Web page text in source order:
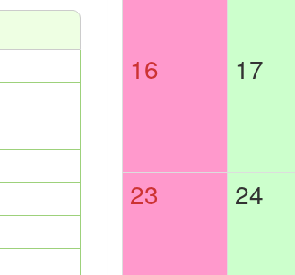
16 17
23 24